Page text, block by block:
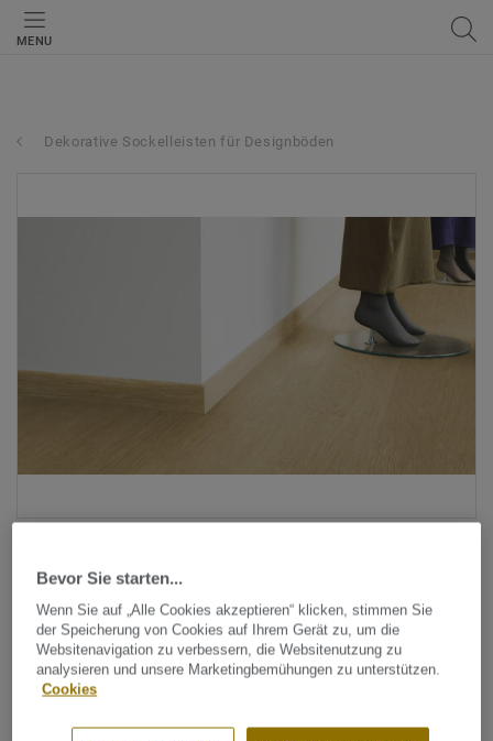
MENU
Dekorative Sockelleisten für Designböden
Alle Designs anzeigen (200)
Bevor Sie starten...
Wenn Sie auf „Alle Cookies akzeptieren“ klicken, stimmen Sie
der Speicherung von Cookies auf Ihrem Gerät zu, um die
Websitenavigation zu verbessern, die Websitenutzung zu
analysieren und unsere Marketingbemühungen zu unterstützen.
Cookies